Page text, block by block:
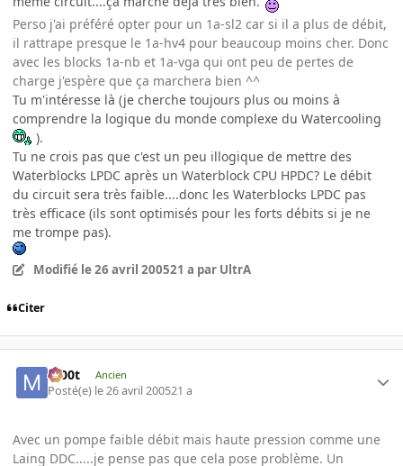
Perso j'ai préféré opter pour un 1a-sl2 car si il a plus de débit,
il rattrape presque le 1a-hv4 pour beaucoup moins cher. Donc
avec les blocks 1a-nb et 1a-vga qui ont peu de pertes de
charge j'espère que ça marchera bien ^^
Tu m'intéresse là (je cherche toujours plus ou moins à
comprendre la logique du monde complexe du Watercooling
).
Tu ne crois pas que c'est un peu illogique de mettre des
Waterblocks LPDC après un Waterblock CPU HPDC? Le débit
du circuit sera très faible....donc les Waterblocks LPDC pas
très efficace (ils sont optimisés pour les forts débits si je ne
me trompe pas).
Modifié le 26 avril 200521 a par UltrA
Citer
m00t Ancien
Posté(e) le 26 avril 200521 a
Avec un pompe faible débit mais haute pression comme une
Laing DDC.....je pense pas que cela pose problème. Un